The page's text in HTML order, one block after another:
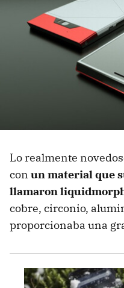
Lo realmente
con un material que
llamaron
cobre, circonio,
proporcionaba una